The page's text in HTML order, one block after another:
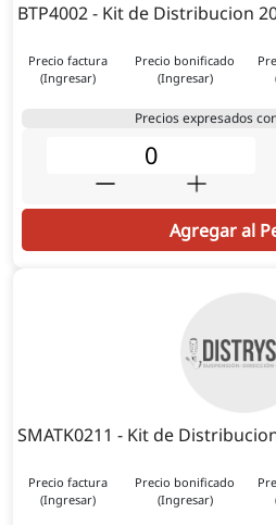
BTP4002 - Kit de Distribucion
Precio factura
(Ingresar)
Precio bonificado
(Ingresar)
Precios expresados
Agregar al
SMATK0211 - Kit de
Precio factura
(Ingresar)
Precio bonificado
(Ingresar)